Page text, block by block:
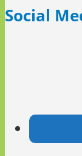
Social